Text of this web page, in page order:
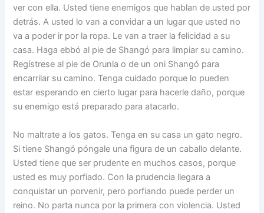
ver con ella. Usted tiene enemigos que hablan de usted por
detrás. A usted lo van a convidar a un lugar que usted no
va a poder ir por la ropa. Le van a traer la felicidad a su
casa. Haga ebbó al pie de Shangó para limpiar su camino.
Regístrese al pie de Orunla o de un oni Shangó para
encarrilar su camino. Tenga cuidado porque lo pueden
estar esperando en cierto lugar para hacerle daño, porque
su enemigo está preparado para atacarlo.
No maltrate a los gatos. Tenga en su casa un gato negro.
Si tiene Shangó póngale una figura de un caballo delante.
Usted tiene que ser prudente en muchos casos, porque
usted es muy porfiado. Con la prudencia llegara a
conquistar un porvenir, pero porfiando puede perder un
reino. No parta nunca por la primera con violencia. Usted